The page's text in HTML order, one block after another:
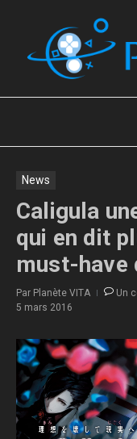
News
Caligula
qui en dit
must-have
Par Planète VITA Un
5 mars 2016